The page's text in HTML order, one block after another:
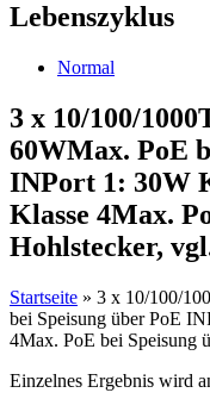
Lebenszyklus
Normal
3 x 10/100/
60WMax. PoE
INPort 1: 30W
Klasse 4Max.
Hohlstecker,
Startseite » 3 x 10/100/
bei Speisung über PoE
4Max. PoE bei Speisung
Einzelnes Ergebnis wird